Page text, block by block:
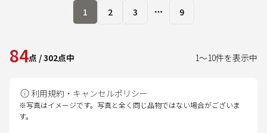
1 2 3 More pages
9
84点 /302点中 1～10件を表示中
利用規約・キャンセルポリシー
※写真はイメージです。写真と全く同じ品物ではない場合がございま
す。